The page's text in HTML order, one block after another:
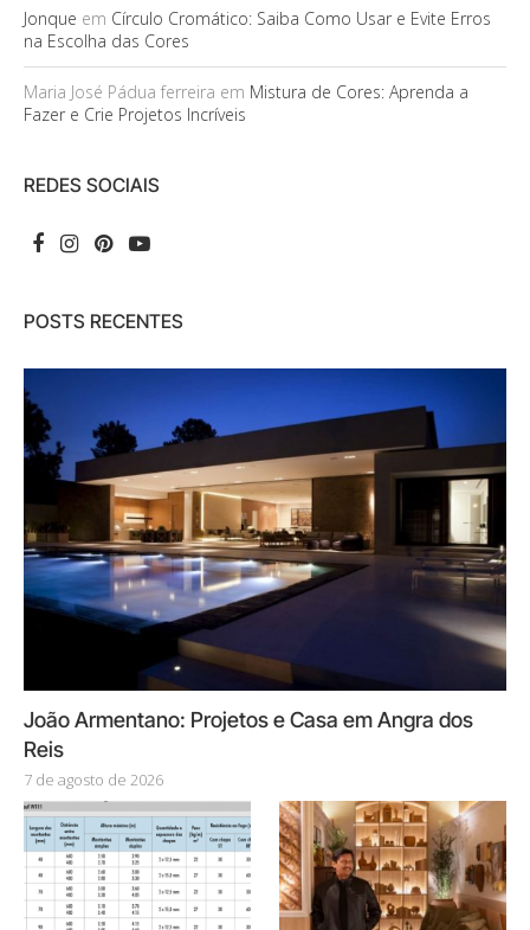
Jonque em Círculo Cromático: Saiba Como Usar e Evite Erros
na Escolha das Cores
Maria José Pádua ferreira em Mistura de Cores: Aprenda a
Fazer e Crie Projetos Incríveis
REDES SOCIAIS
POSTS RECENTES
João Armentano: Projetos e Casa em Angra dos
Reis
7 de agosto de 2026